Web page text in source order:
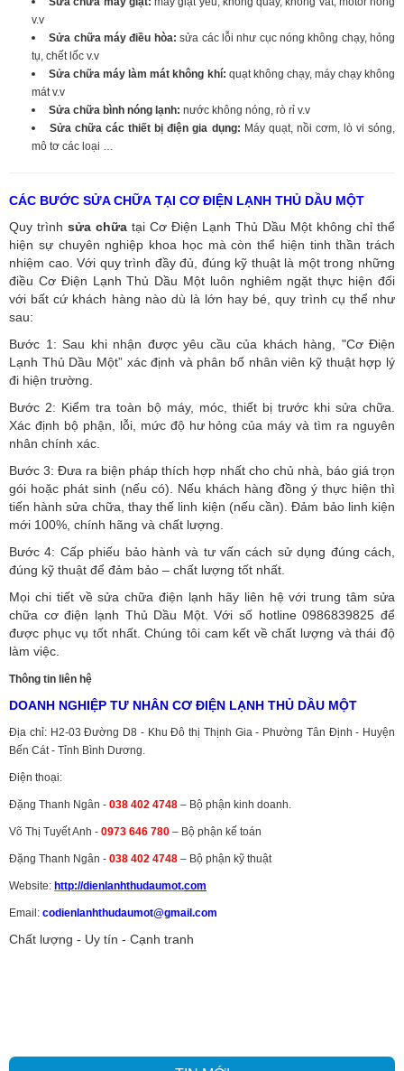
v.v
Sửa chữa máy điều hòa: sửa các lỗi như cục nóng không chạy, hỏng
tụ, chết lốc v.v
Sửa chữa máy làm mát không khí: quạt không chạy, máy chạy không
mát v.v
Sửa chữa bình nóng lạnh: nước không nóng, rò rỉ v.v
Sửa chữa các thiết bị điện gia dụng: Máy quạt, nồi cơm, lò vi sóng,
mô tơ các loại …
CÁC BƯỚC SỬA CHỮA TẠI CƠ ĐIỆN LẠNH THỦ DẦU MỘT
Quy trình sửa chữa tại Cơ Điện Lạnh Thủ Dầu Một không chỉ thể
hiện sự chuyên nghiệp khoa học mà còn thể hiện tinh thần trách
nhiệm cao. Với quy trình đầy đủ, đúng kỹ thuật là một trong những
điều Cơ Điện Lạnh Thủ Dầu Một luôn nghiêm ngặt thực hiện đối
với bất cứ khách hàng nào dù là lớn hay bé, quy trình cụ thể như
sau:
Bước 1: Sau khi nhận được yêu cầu của khách hàng, "Cơ Điện
Lạnh Thủ Dầu Một” xác định và phân bổ nhân viên kỹ thuật hợp lý
đi hiện trường.
Bước 2: Kiểm tra toàn bộ máy, móc, thiết bị trước khi sửa chữa.
Xác định bộ phận, lỗi, mức độ hư hỏng của máy và tìm ra nguyên
nhân chính xác.
Bước 3: Đưa ra biện pháp thích hợp nhất cho chủ nhà, báo giá trọn
gói hoặc phát sinh (nếu có). Nếu khách hàng đồng ý thực hiện thì
tiến hành sửa chữa, thay thế linh kiện (nếu cần). Đảm bảo linh kiện
mới 100%, chính hãng và chất lượng.
Bước 4: Cấp phiếu bảo hành và tư vấn cách sử dụng đúng cách,
đúng kỹ thuật để đảm bảo – chất lượng tốt nhất.
Mọi chi tiết về sửa chữa điện lạnh hãy liên hệ với trung tâm sửa
chữa cơ điện lạnh Thủ Dầu Một. Với số hotline 0986839825 để
được phục vụ tốt nhất. Chúng tôi cam kết về chất lượng và thái độ
làm việc.
Thông tin liên hệ
DOANH NGHIỆP TƯ NHÂN CƠ ĐIỆN LẠNH THỦ DẦU MỘT
Địa chỉ: H2-03 Đường D8 - Khu Đô thị Thịnh Gia - Phường Tân Định - Huyện
Bến Cát - Tỉnh Bình Dương.
Điện thoại:
Đặng Thanh Ngân - 038 402 4748 – Bộ phận kinh doanh.
Võ Thị Tuyết Anh - 0973 646 780 – Bộ phận kế toán
Đặng Thanh Ngân - 038 402 4748 – Bộ phận kỹ thuật
Website: http://dienlanhthudaumot.com
Email: codienlanhthudaumot@gmail.com
Chất lượng - Uy tín - Cạnh tranh